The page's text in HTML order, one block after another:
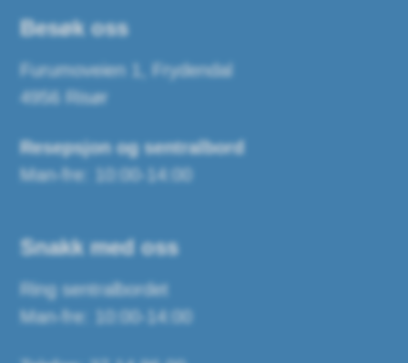
Besøk oss
Furumoveien 1, Frydendal
4956 Risør
Resepsjon og sentralbord
Man-fre: 10:00-14:00
Snakk med oss
Ring sentralbordet
Man-fre: 10:00-14:00